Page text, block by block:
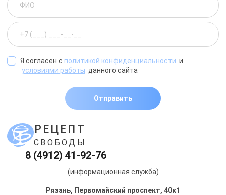
РЕЦЕПТ
СВОБОДЫ
8 (4912) 41-92-76
(информационная служба)
Рязань, Первомайский проспект, 40к1
Я согласен с политикой конфиденциальности и
условиями работы данного сайта
Отправить